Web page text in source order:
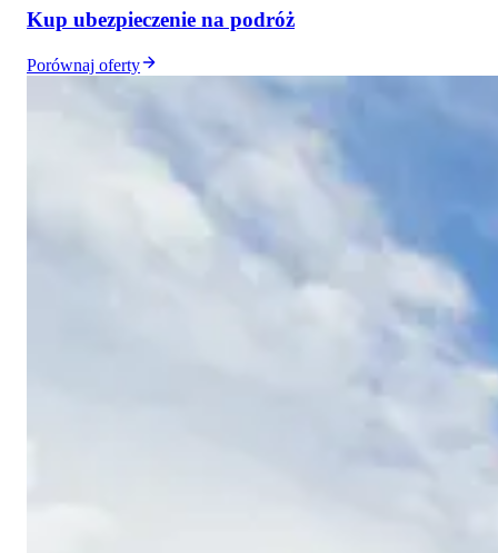
Kup ubezpieczenie na podróż
Porównaj oferty